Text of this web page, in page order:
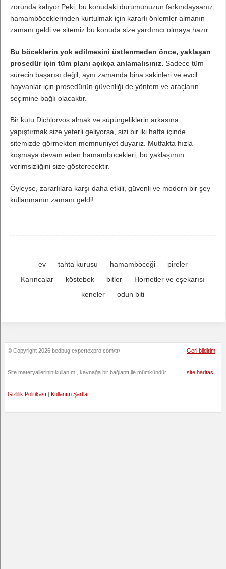
zorunda kalıyor.Peki, bu konudaki durumunuzun farkındaysanız,
hamamböceklerinden kurtulmak için kararlı önlemler almanın
zamanı geldi ve sitemiz bu konuda size yardımcı olmaya hazır.
Bu böceklerin yok edilmesini üstlenmeden önce, yaklaşan
prosedür için tüm planı açıkça anlamalısınız. Sadece tüm
sürecin başarısı değil, aynı zamanda bina sakinleri ve evcil
hayvanlar için prosedürün güvenliği de yöntem ve araçların
seçimine bağlı olacaktır.
Bir kutu Dichlorvos almak ve süpürgeliklerin arkasına
yapıştırmak size yeterli geliyorsa, sizi bir iki hafta içinde
sitemizde görmekten memnuniyet duyarız. Mutfakta hızla
koşmaya devam eden hamamböcekleri, bu yaklaşımın
verimsizliğini size gösterecektir.
Öyleyse, zararlılara karşı daha etkili, güvenli ve modern bir şey
kullanmanın zamanı geldi!
ev tahta kurusu hamamböceği
pireler
Karıncalar
köstebek bitler
Hornetler ve eşekarısı
keneler
odun biti
© Copyright 2026 bedbug.expertexpro.com/tr/
Site materyallerinin kullanımı, kaynağa bir bağlantı ile mümkündür.
Gizlilik Politikası | Kullanım Şartları
Geri bildirim
site haritası